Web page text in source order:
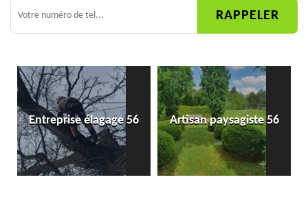
Entreprise élagage 56 Artisan paysagiste 56